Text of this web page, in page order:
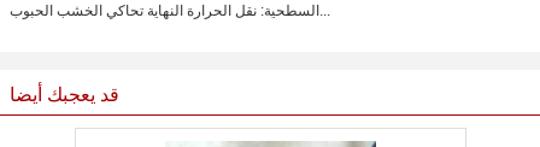
السطحية: نقل الحرارة النهاية تحاكي الخشب الحبوب...
قد يعجبك أيضا